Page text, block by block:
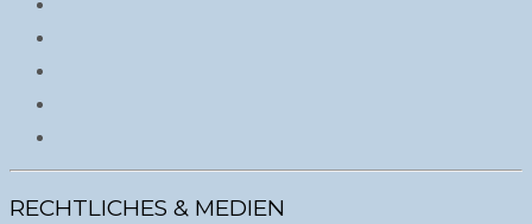
RECHTLICHES & MEDIEN